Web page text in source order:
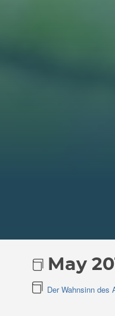
May
Der Wahnsinn des